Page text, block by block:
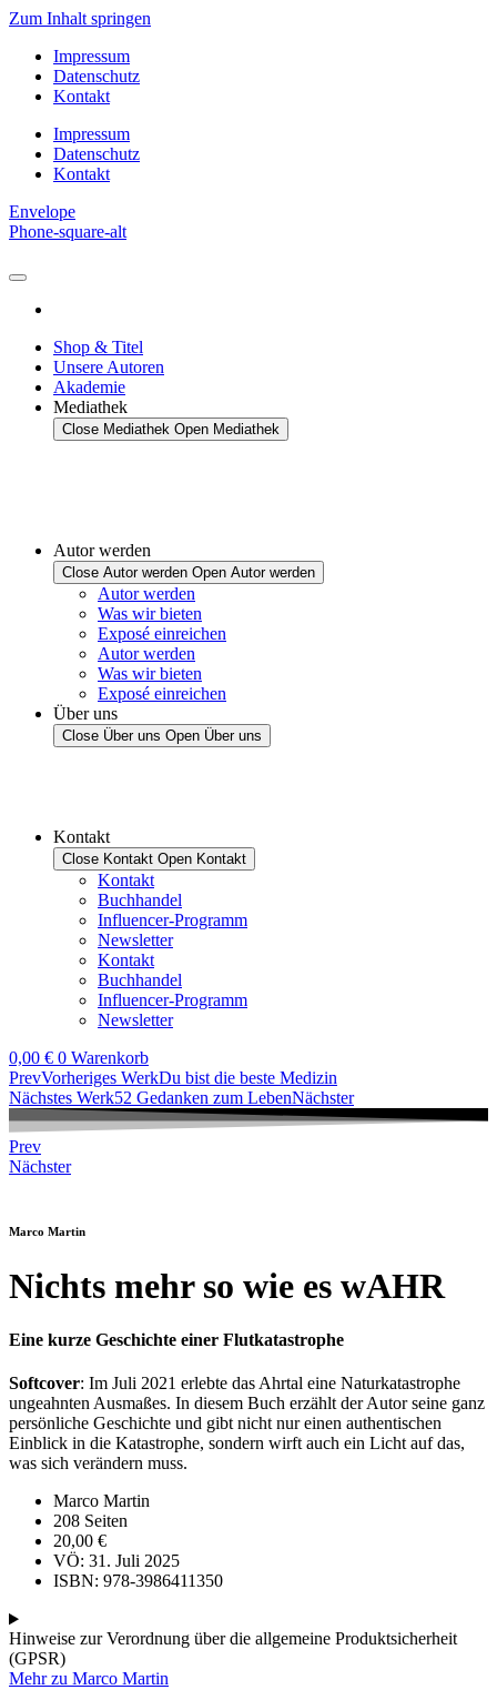
Zum Inhalt springen
Impressum
Datenschutz
Kontakt
Impressum
Datenschutz
Kontakt
Envelope
Phone-square-alt
Shop & Titel
Unsere Autoren
Akademie
Mediathek
Close Mediathek Open Mediathek
Autor werden
Close Autor werden Open Autor werden
Autor werden
Was wir bieten
Exposé einreichen
Autor werden
Was wir bieten
Exposé einreichen
Über uns
Close Über uns Open Über uns
Kontakt
Close Kontakt Open Kontakt
Kontakt
Buchhandel
Influencer-Programm
Newsletter
Kontakt
Buchhandel
Influencer-Programm
Newsletter
0,00 € 0 Warenkorb
PrevVorheriges WerkDu bist die beste Medizin
Nächstes Werk52 Gedanken zum LebenNächster
Prev
Nächster
Marco Martin
Nichts mehr so wie es wAHR
Eine kurze Geschichte einer Flutkatastrophe
Softcover: Im Juli 2021 erlebte das Ahrtal eine Naturkatastrophe
ungeahnten Ausmaßes. In diesem Buch erzählt der Autor seine ganz
persönliche Geschichte und gibt nicht nur einen authentischen
Einblick in die Katastrophe, sondern wirft auch ein Licht auf das,
was sich verändern muss.
Marco Martin
208 Seiten
20,00 €
VÖ: 31. Juli 2025
ISBN: 978-3986411350
Hinweise zur Verordnung über die allgemeine Produktsicherheit
(GPSR)
Mehr zu Marco Martin